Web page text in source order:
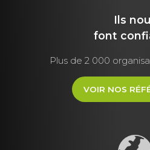
Ils
font
Plus de 2 000
VOIR NOS